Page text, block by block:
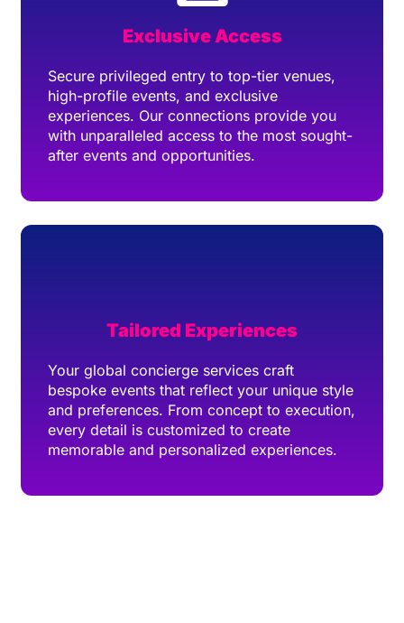
Exclusive Access
Secure privileged entry to top-tier venues,
high-profile events, and exclusive
experiences. Our connections provide you
with unparalleled access to the most sought-
after events and opportunities.
Tailored Experiences
Your global concierge services craft
bespoke events that reflect your unique style
and preferences. From concept to execution,
every detail is customized to create
memorable and personalized experiences.